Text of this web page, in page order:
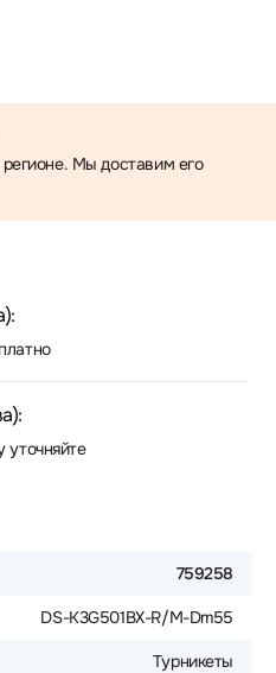
Мы доставим его
уточняйте
759258
DS-K3G501BX-R/M-Dm55
Турникеты